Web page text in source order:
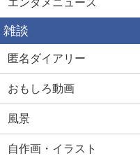
エンタメニュース
雑談
匿名ダイアリー
おもしろ動画
風景
自作画・イラスト